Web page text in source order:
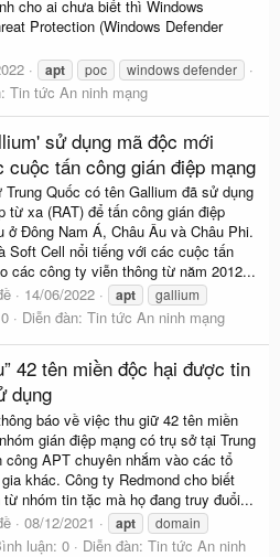
cho ai chưa biết thì Windows
Protection (Windows Defender
apt poc windows defender
Tin tức An ninh mạng
sử dụng mã độc mới
cuộc tấn công gián điệp mạng
Quốc có tên Gallium đã sử dụng
từ xa (RAT) để tấn công gián điệp
ở Đông Nam Á, Châu Âu và Châu Phi.
Soft Cell nổi tiếng với các cuộc tấn
các công ty viễn thông từ năm 2012...
14/06/2022 apt
gallium
Diễn đàn: Tin tức An ninh mạng
42 tên miền độc hại được tin
dụng
báo về việc thu giữ 42 tên miền
gián điệp mạng có trụ sở tại Trung
APT chuyên nhắm vào các tổ
khác. Công ty Redmond cho biết
nhóm tin tặc mà họ đang truy đuổi...
08/12/2021 apt
domain
luận: 0 Diễn đàn: Tin tức An ninh